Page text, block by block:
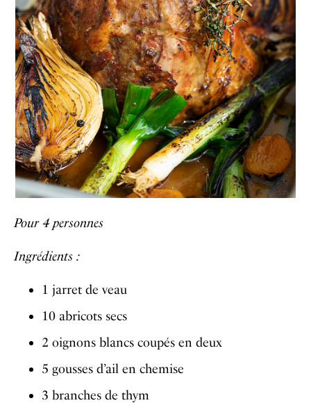
Pour 4 personnes
Ingrédients :
1 jarret de veau
10 abricots secs
2 oignons blancs coupés en deux
5 gousses d’ail en chemise
3 branches de thym